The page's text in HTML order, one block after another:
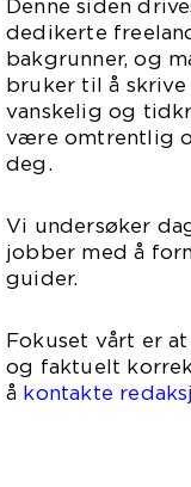
Denne siden
dedikerte
bakgrunner, og
bruker til å
vanskelig og
være omtrentlig
deg.
Vi undersøker
jobber med å
guider.
Fokuset vårt er
og faktuelt
å kontakte